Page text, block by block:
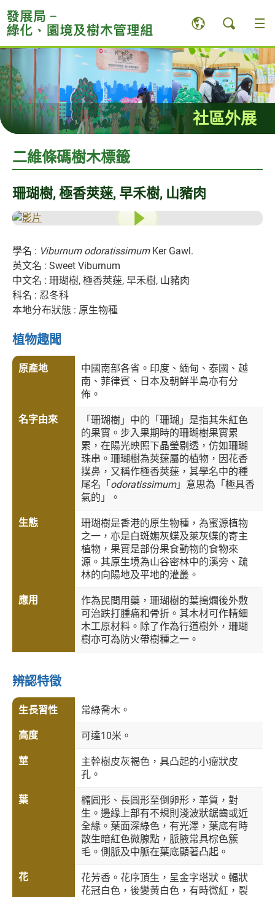
至
內
容
內
的
開
始
社區外展
二維條碼樹木標籤
珊瑚樹, 極香莢蒾, 早禾樹, 山豬肉
學名 : Viburnum odoratissimumKer Gawl.
英文名 : Sweet Viburnum
中文名 : 珊瑚樹, 極香莢蒾, 早禾樹, 山豬肉
科名 : 忍冬科
本地分布狀態 : 原生物種
植物趣聞
原產地
中國南部各省。印度、緬甸、泰國、越
南、菲律賓、日本及朝鮮半島亦有分
佈。
名字由來
「珊瑚樹」中的「珊瑚」是指其朱紅色
的果實。步入果期時的珊瑚樹果實累
累，在陽光映照下晶瑩剔透，仿如珊瑚
珠串。珊瑚樹為莢蒾屬的植物，因花香
撲鼻，又稱作極香莢蒾，其學名中的種
尾名「 odoratissimum」意思為「極具香
氣的」。
生態
珊瑚樹是香港的原生物種，為蜜源植物
之一，亦是白斑嫵灰蝶及萊灰蝶的寄主
植物，果實是部份果食動物的食物來
源。其原生境為山谷密林中的溪旁、疏
林的向陽地及平地的灌叢。
應用
作為民間用藥，珊瑚樹的葉搗爛後外敷
可治跌打腫痛和骨折。其木材可作精細
木工原材料。除了作為行道樹外，珊瑚
樹亦可為防火帶樹種之一。
辨認特徵
生長習性 常綠喬木。
高度 可達10米。
莖
主幹樹皮灰褐色，具凸起的小瘤狀皮
孔。
葉
橢圓形、長圓形至倒卵形，革質，對
生。邊緣上部有不規則淺波狀鋸齒或近
全緣。葉面深綠色，有光澤，葉底有時
散生暗紅色微腺點，脈腋常具棕色簇
毛。側脈及中脈在葉底顯著凸起。
花
花芳香。花序頂生，呈金字塔狀。輻狀
花冠白色，後變黃白色，有時微紅，裂